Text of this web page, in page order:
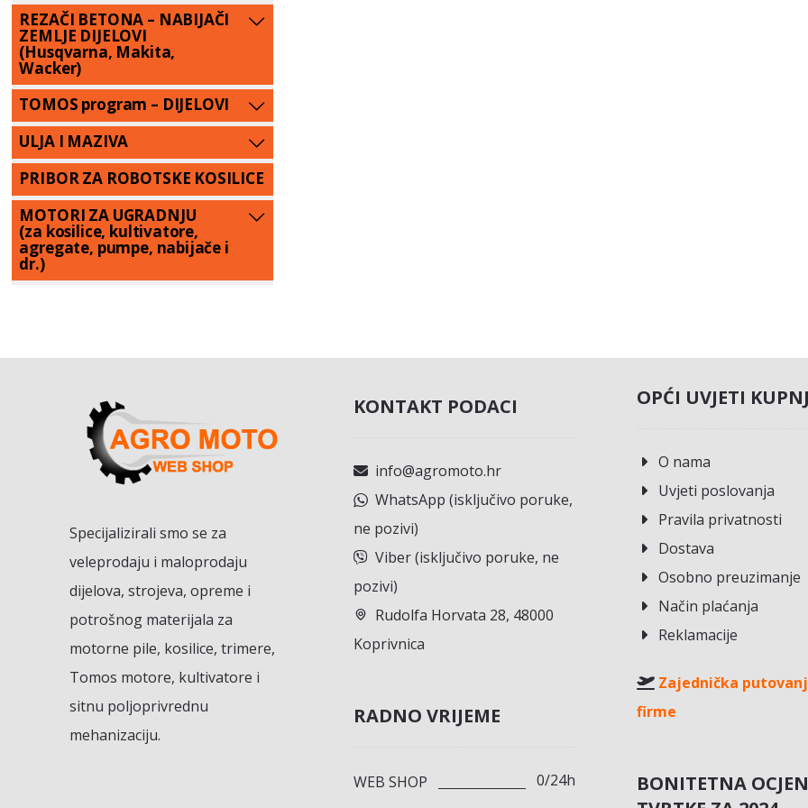
REZAČI BETONA – NABIJAČI
ZEMLJE DIJELOVI
(Husqvarna, Makita,
Wacker)
TOMOS program – DIJELOVI
ULJA I MAZIVA
PRIBOR ZA ROBOTSKE KOSILICE
MOTORI ZA UGRADNJU
(za kosilice, kultivatore,
agregate, pumpe, nabijače i
dr.)
Specijalizirali smo se za
veleprodaju i maloprodaju
dijelova, strojeva, opreme i
potrošnog materijala za
motorne pile, kosilice, trimere,
Tomos motore, kultivatore i
sitnu poljoprivrednu
mehanizaciju.
KONTAKT PODACI
info@agromoto.hr
WhatsApp (isključivo poruke,
ne pozivi)
Viber (isključivo poruke, ne
pozivi)
Rudolfa Horvata 28, 48000
Koprivnica
RADNO VRIJEME
WEB SHOP 0/24h
OPĆI UVJETI
O nama
Uvjeti poslovanja
Pravila privatnosti
Dostava
Osobno preuzimanje
Način plaćanja
Reklamacije
Zajednička
firme
BONITETNA